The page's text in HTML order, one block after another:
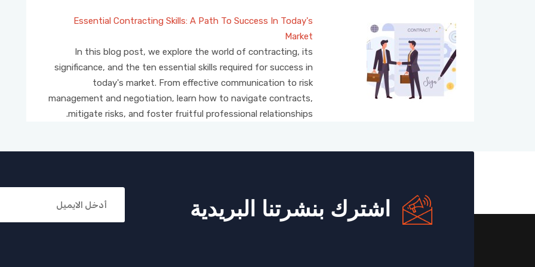
Essential Contracting Skills: A Path To Success In Today's
Market
In this blog post, we explore the world of contracting, its
significance, and the ten essential skills required for success in
today's market. From effective communication to risk
management and negotiation, learn how to navigate contracts,
mitigate risks, and foster fruitful professional relationships.
اشترك بنشرتنا البريدية